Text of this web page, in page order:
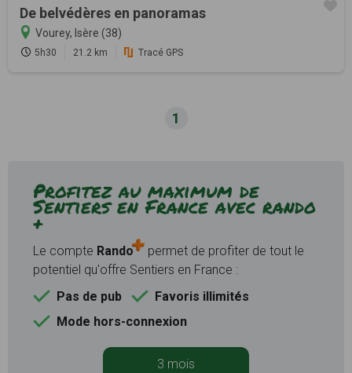
De belvédères en panoramas
Vourey, Isère (38)
5h30 21.2 km Tracé GPS
1
Profitez au maximum de
Sentiers en France avec rando
+
Le compte Rando
permet de profiter de tout le
potentiel qu'offre Sentiers en France :
Pas de pub
Favoris illimités
Mode hors-connexion
3 mois